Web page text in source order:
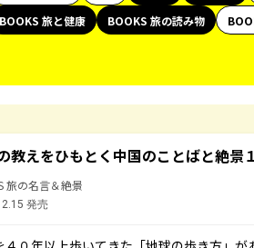
BOOKS 旅と健康 BOOKS 旅の読み物
教えをひもとく中国のことばと絶景
旅の名言＆絶景
発売